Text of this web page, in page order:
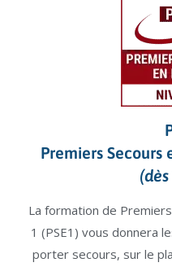
Premiers Secours
La formation de
1 (PSE1) vous donnera
porter secours, sur le